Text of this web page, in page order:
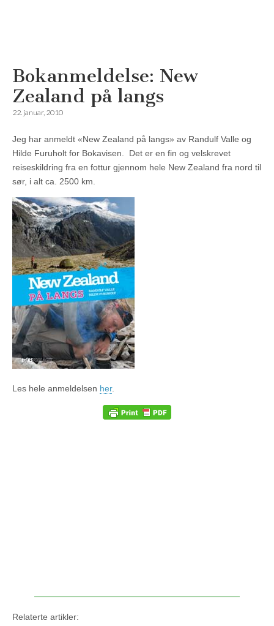
Reisemagazinet
Bokanmeldelse: New
Zealand på langs
22. januar, 2010
Jeg har anmeldt «New Zealand på langs» av Randulf Valle og
Hilde Furuholt for Bokavisen. Det er en fin og velskrevet
reiseskildring fra en fottur gjennom hele New Zealand fra nord til
sør, i alt ca. 2500 km.
Les hele anmeldelsen her.
Relaterte artikler: